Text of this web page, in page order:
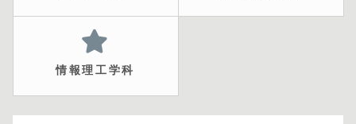
情報理工学科